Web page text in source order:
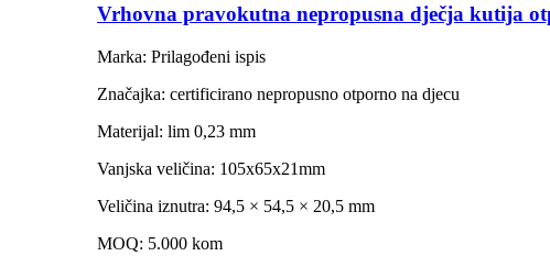
Vrhovna pravokutna nepropusna dječja kutija
Marka: Prilagođeni ispis
Značajka: certificirano nepropusno otporno na djecu
Materijal: lim 0,23 mm
Vanjska veličina: 105x65x21mm
Veličina iznutra: 94,5 × 54,5 × 20,5 mm
MOQ: 5.000 kom